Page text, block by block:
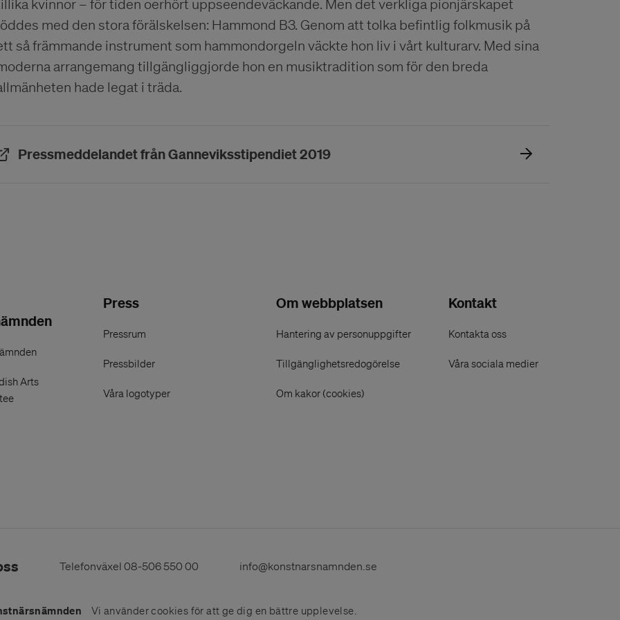
kvinnor – för tiden oerhört uppseendeväckande. Men det verkliga pionjärskapet
med den stora förälskelsen: Hammond B3. Genom att tolka befintlig folkmusik på
så främmande instrument som hammondorgeln väckte hon liv i vårt kulturarv. Med sina
arrangemang tillgängliggjorde hon en musiktradition som för den breda
hade legat i träda.
Pressmeddelandet från Ganneviksstipendiet 2019(Öppnas i ett nytt fönster)
Arts
Press
Pressrum
Pressbilder
Våra logotyper
Om webbplatsen
Hantering av personuppgifter
Tillgänglighetsredogörelse
Om kakor (cookies)
Kontakt
Kontakta oss
Våra sociala medier
Telefonväxel 08-506 550 00 info@konstnarsnamnden.se
Vi använder cookies för att ge dig en bättre upplevelse.